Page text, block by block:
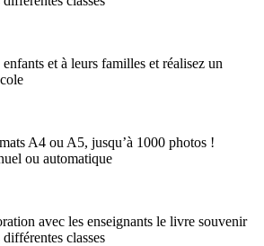
et à leurs familles et réalisez un
A4 ou A5, jusqu’à 1000 photos !
ou automatique
avec les enseignants le livre souvenir
classes